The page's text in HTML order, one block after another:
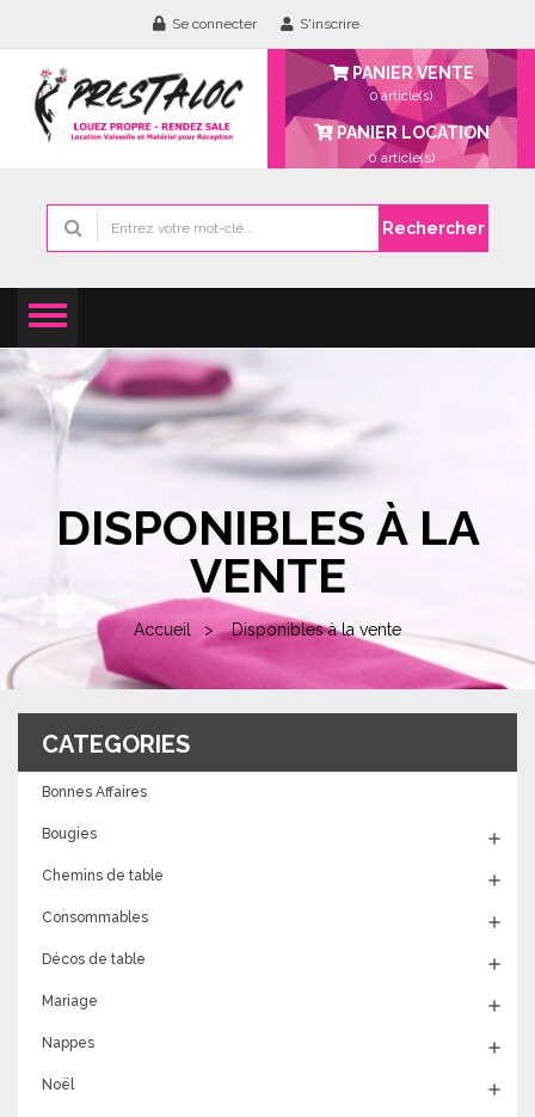
Se connecter S'inscrire
PANIER VENTE
0 article(s)
PANIER LOCATION
0 article(s)
Rechercher
DISPONIBLES À LA
VENTE
Accueil Disponibles à la vente
CATEGORIES
Bonnes Affaires
Bougies 
Chemins de table 
Consommables 
Décos de table 
Mariage 
Nappes 
Noël 